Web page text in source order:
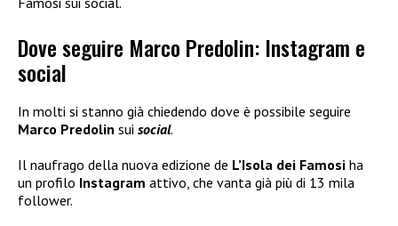
Dove seguire Marco Predolin: Instagram e
social
In molti si stanno già chiedendo dove è possibile seguire
Marco Predolin sui social.
Il naufrago della nuova edizione de L’Isola dei Famosi ha
un profilo Instagram attivo, che vanta già più di 13 mila
follower.